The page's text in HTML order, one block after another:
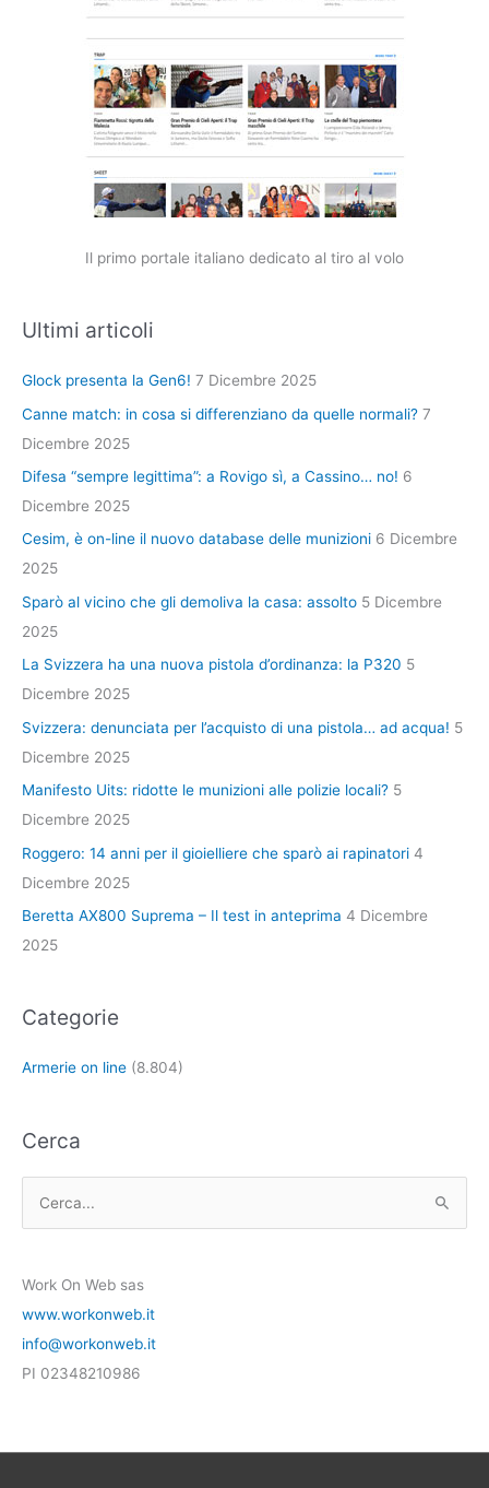
Il primo portale italiano dedicato al tiro al volo
Ultimi articoli
Glock presenta la Gen6! 7 Dicembre 2025
Canne match: in cosa si differenziano da quelle normali? 7
Dicembre 2025
Difesa “sempre legittima”: a Rovigo sì, a Cassino… no! 6
Dicembre 2025
Cesim, è on-line il nuovo database delle munizioni 6 Dicembre
2025
Sparò al vicino che gli demoliva la casa: assolto 5 Dicembre
2025
La Svizzera ha una nuova pistola d’ordinanza: la P320 5
Dicembre 2025
Svizzera: denunciata per l’acquisto di una pistola… ad acqua! 5
Dicembre 2025
Manifesto Uits: ridotte le munizioni alle polizie locali? 5
Dicembre 2025
Roggero: 14 anni per il gioielliere che sparò ai rapinatori 4
Dicembre 2025
Beretta AX800 Suprema – Il test in anteprima 4 Dicembre
2025
Categorie
Armerie on line (8.804)
Cerca
c
a
:
Work On Web sas
www.workonweb.it
info@workonweb.it
PI 02348210986